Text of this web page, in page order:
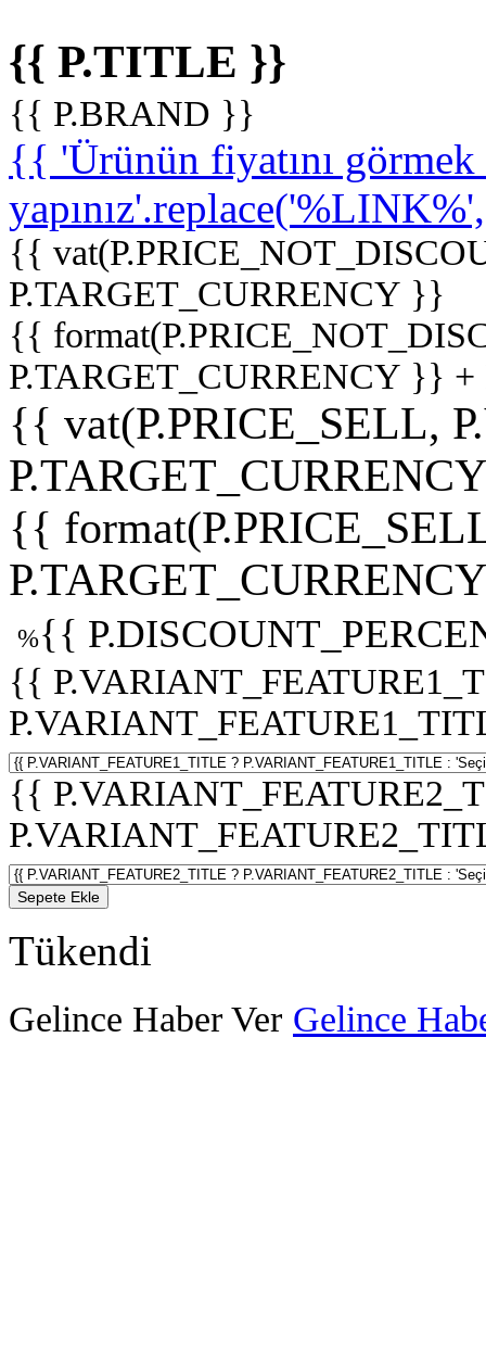
{{ P.TITLE }}
{{ P.BRAND }}
{{ 'Ürünün fiyatını
{{
P.TARGET_CURRENCY }}
{{
P.TARGET_CURRENCY }}
{{ vat(P.PRICE_SELL,
{{
%{{
{{
{{
Sepete Ekle
Tükendi
Gelince Haber Ver Gelince